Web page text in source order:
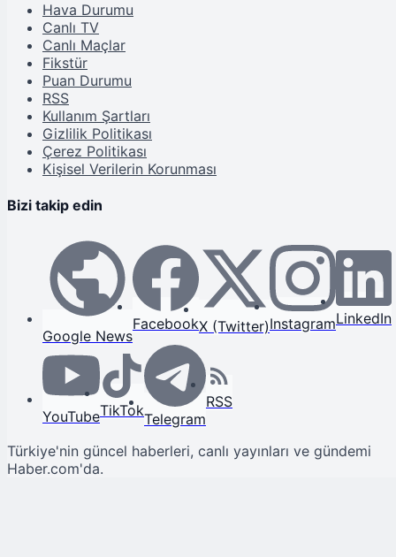
Hava Durumu
Canlı TV
Canlı Maçlar
Fikstür
Puan Durumu
RSS
Kullanım Şartları
Gizlilik Politikası
Çerez Politikası
Kişisel Verilerin Korunması
Bizi takip edin
Google News
FacebookX (Twitter)InstagramLinkedIn
YouTubeTikTokTelegram
RSS
Türkiye'nin güncel haberleri, canlı yayınları ve gündemi
Haber.com'da.